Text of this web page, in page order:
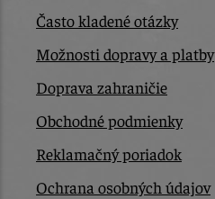
Často kladené otázky
Možnosti dopravy a platby
Doprava zahraničie
Obchodné podmienky
Reklamačný poriadok
Ochrana osobných údajov